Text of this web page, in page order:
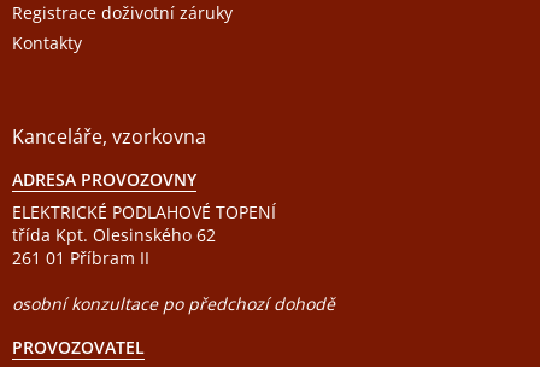
Registrace doživotní záruky
Kontakty
Kanceláře, vzorkovna
ADRESA PROVOZOVNY
ELEKTRICKÉ PODLAHOVÉ TOPENÍ
třída Kpt. Olesinského 62
261 01 Příbram II
osobní konzultace po předchozí dohodě
PROVOZOVATEL